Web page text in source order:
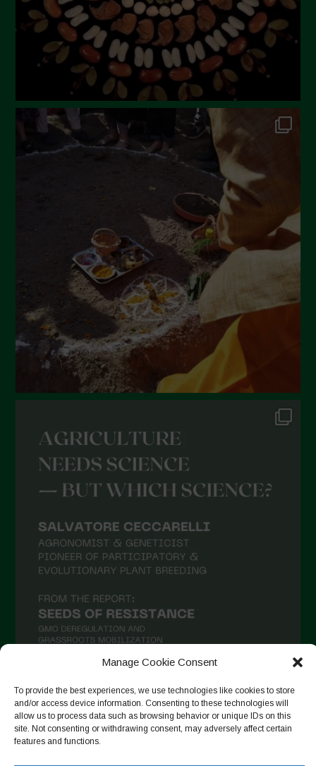
Manage Cookie Consent
To provide the best experiences, we use technologies like cookies to store
and/or access device information. Consenting to these technologies will
allow us to process data such as browsing behavior or unique IDs on this
site. Not consenting or withdrawing consent, may adversely affect certain
features and functions.
Marzo 2023
Febbraio 2023
Dicembre 2022
Novembre 2022
Ottobre 2022
Settembre 2022
Aprile 2022
Febbraio 2022
Gennaio 2022
Dicembre 2021
Novembre 2021
Settembre 2021
Agosto 2021
Luglio 2021
Aprile 2021
Febbraio 2021
Gennaio 2021
Ottobre 2020
Agosto 2020
Segui su Instagram